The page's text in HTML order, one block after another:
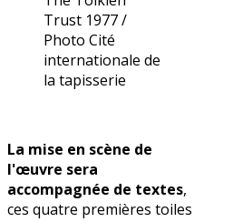
Trust 1977 /
Photo Cité
internationale de
la tapisserie
La mise en scène de
l'œuvre sera
accompagnée de textes,
ces quatre premières toiles